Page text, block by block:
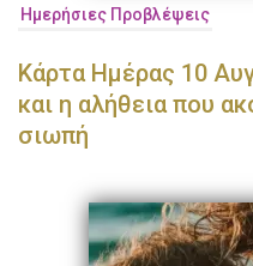
Ημερήσιες Προβλέψεις
Κάρτα Ημέρας 10
και η αλήθεια που
σιωπή